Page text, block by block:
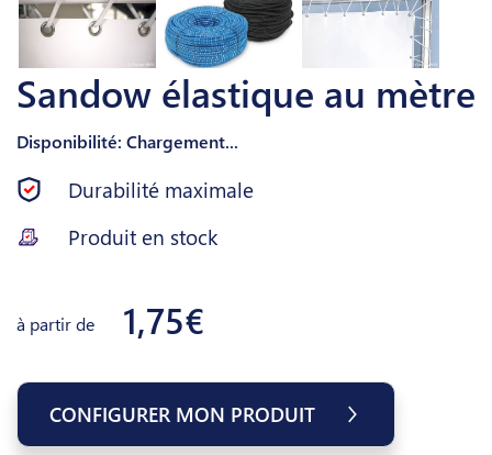
Sandow élastique au mètre
Disponibilité: Chargement...
Durabilité maximale
Produit en stock
à partir de 1,75€
CONFIGURER MON PRODUIT